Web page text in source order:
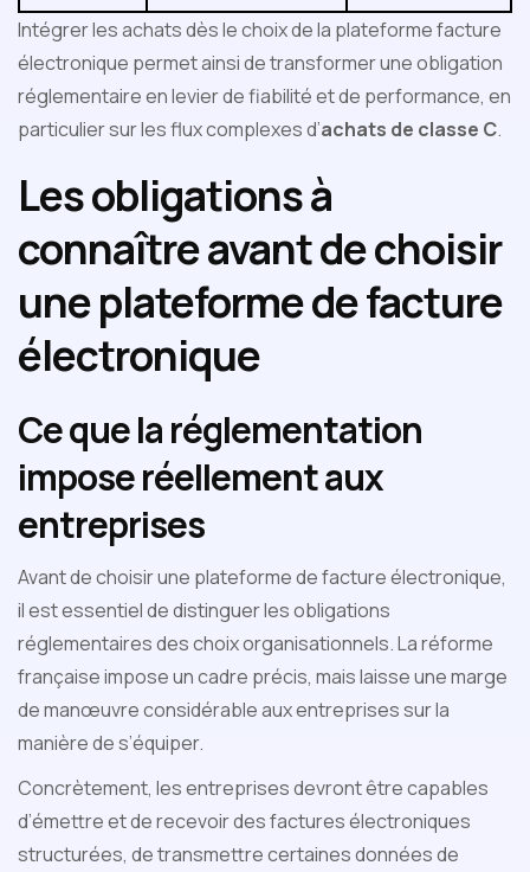
Intégrer les achats dès le choix de la plateforme facture
électronique permet ainsi de transformer une obligation
réglementaire en levier de fiabilité et de performance, en
particulier sur les flux complexes d’achats de classe C.
Les obligations à
connaître avant de choisir
une plateforme de facture
électronique
Ce que la réglementation
impose réellement aux
entreprises
Avant de choisir une plateforme de facture électronique,
il est essentiel de distinguer les obligations
réglementaires des choix organisationnels. La réforme
française impose un cadre précis, mais laisse une marge
de manœuvre considérable aux entreprises sur la
manière de s’équiper.
Concrètement, les entreprises devront être capables
d’émettre et de recevoir des factures électroniques
structurées, de transmettre certaines données de